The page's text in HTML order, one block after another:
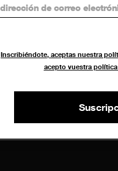
Inscribiéndote, aceptas nuestra
acepto vuestra